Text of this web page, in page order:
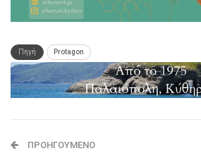
Πηγή Protagon
ΠΡΟΗΓΟΎΜΕΝΟ